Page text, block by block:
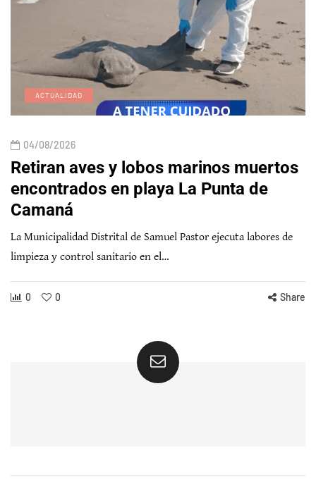
ACTUALIDAD
04/08/2026
Retiran aves y lobos marinos muertos
encontrados en playa La Punta de
Camaná
La Municipalidad Distrital de Samuel Pastor ejecuta labores de
limpieza y control sanitario en el…
0 0 Share